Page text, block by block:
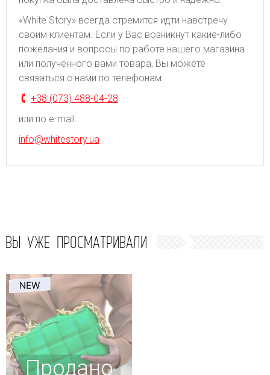
«White Story» всегда стремится идти навстречу
своим клиентам. Если у Вас возникнут какие-либо
пожелания и вопросы по работе нашего магазина
или полученного вами товара, Вы можете
связаться с нами по телефонам:
+38 (073) 488-04-28
или по e-mail:
info@whitestory.ua
ВЫ УЖЕ ПРОСМАТРИВАЛИ
Продано